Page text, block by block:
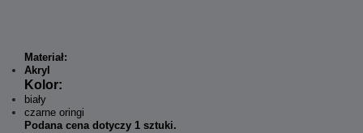
Materiał:
Akryl
Kolor:
biały
czarne oringi
Podana cena dotyczy 1 sztuki.